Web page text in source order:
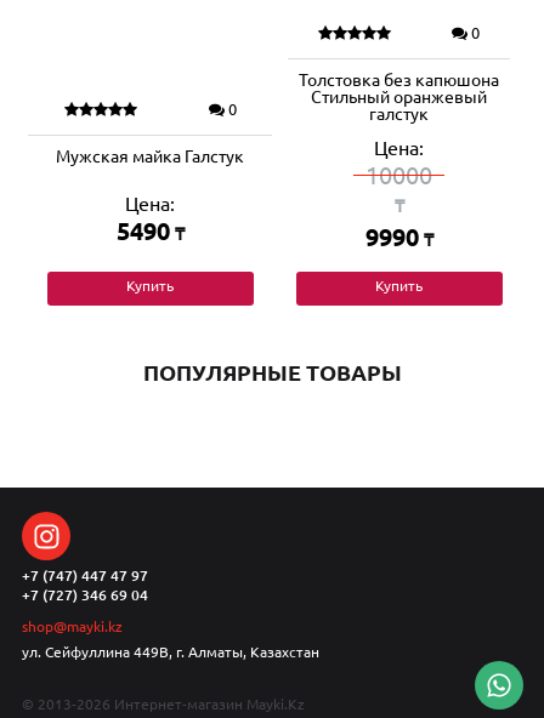
0
Мужская майка Галстук
Цена:
5490 ₸
Купить
0
Толстовка без капюшона
Стильный оранжевый
галстук
Цена:
10000
₸
9990 ₸
Купить
ПОПУЛЯРНЫЕ ТОВАРЫ
+7 (747) 447 47 97
+7 (727) 346 69 04
shop@mayki.kz
ул. Сейфуллина 449В, г. Алматы, Казахстан
© 2013-2026 Интернет-магазин Mayki.Kz